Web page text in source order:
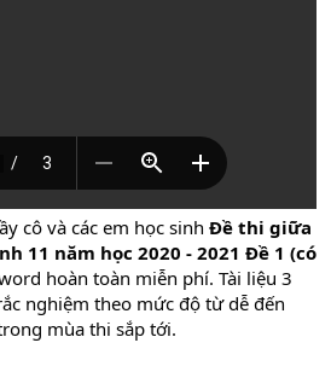
cô và các em học sinh Đề thi giữa
11 năm học 2020 - 2021 Đề 1 (có
hoàn toàn miễn phí. Tài liệu 3
nghiệm theo mức độ từ dễ đến
mùa thi sắp tới.